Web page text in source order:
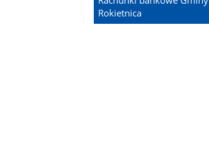
Rokietnica